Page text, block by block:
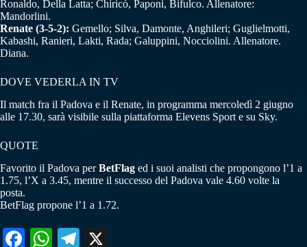
Ronaldo, Della Latta; Chiricò, Paponi, Bifulco. Allenatore:
Mandorlini.
Renate (3-5-2): Gemello; Silva, Damonte, Anghileri; Guglielmotti,
Kabashi, Ranieri, Lakti, Rada; Galuppini, Nocciolini. Allenatore.
Diana.
DOVE VEDERLA IN TV
Il match fra il Padova e il Renate, in programma mercoledì 2 giugno
alle 17.30, sarà visibile sulla piattaforma Elevens Sport e su Sky.
QUOTE
Favorito il Padova perBetFlag ed i suoi analisti che propongono l’1 a
1.75, l’X a 3.45, mentre il successo del Padova vale 4.60 volte la
posta.
BetFlag propone l’1 a 1.72.
Fa W
Te